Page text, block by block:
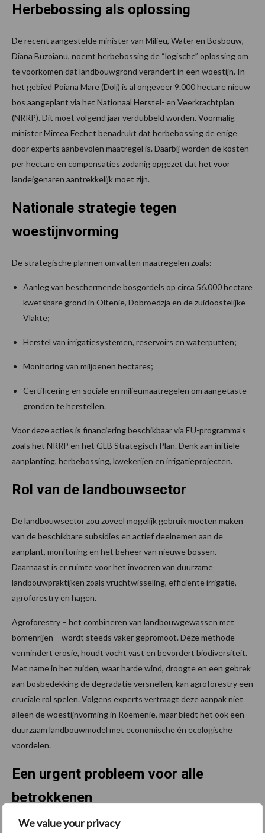
We value your privacy
Herbebossing als oplossing
De recent aangestelde minister van Milieu, Water en Bosbouw,
Diana Buzoianu, noemt herbebossing de “logische” oplossing om
te voorkomen dat landbouwgrond verandert in een woestijn. In
het gebied Poiana Mare (Dolj) is al ongeveer 9.000 hectare nieuw
bos aangeplant via het Nationaal Herstel- en Veerkrachtplan
(NRRP). Dit moet volgend jaar verdubbeld worden. Voormalig
minister Mircea Fechet benadrukt dat herbebossing de enige
door experts aanbevolen maatregel is. Daarbij worden de kosten
per hectare en compensaties zodanig opgezet dat het voor
landeigenaren aantrekkelijk moet zijn.
Nationale strategie tegen
woestijnvorming
De strategische plannen omvatten maatregelen zoals:
Aanleg van beschermende bosgordels op circa 56.000 hectare
kwetsbare grond in Oltenië, Dobroedzja en de zuidoostelijke
Vlakte;
Herstel van irrigatiesystemen, reservoirs en waterputten;
Monitoring van miljoenen hectares;
Certificering en sociale en milieumaatregelen om aangetaste
gronden te herstellen.
Voor deze acties is financiering beschikbaar via EU-programma’s
zoals het NRRP en het GLB Strategisch Plan. Denk aan initiële
aanplanting, herbebossing, kwekerijen en irrigatieprojecten.
Rol van de landbouwsector
De landbouwsector zou zoveel mogelijk gebruik moeten maken
van de beschikbare subsidies en actief deelnemen aan de
aanplant, monitoring en het beheer van nieuwe bossen.
Daarnaast is er ruimte voor het invoeren van duurzame
landbouwpraktijken zoals vruchtwisseling, efficiënte irrigatie,
agroforestry en hagen.
Agroforestry – het combineren van landbouwgewassen met
bomenrijen – wordt steeds vaker gepromoot. Deze methode
vermindert erosie, houdt vocht vast en bevordert biodiversiteit.
Met name in het zuiden, waar harde wind, droogte en een gebrek
aan bosbedekking de degradatie versnellen, kan agroforestry een
cruciale rol spelen. Volgens experts vertraagt deze aanpak niet
alleen de woestijnvorming in Roemenië, maar biedt het ook een
duurzaam landbouwmodel met economische én ecologische
voordelen.
Een urgent probleem voor alle
betrokkenen
De aantasting van meer dan 100.000 hectare in Roemenië